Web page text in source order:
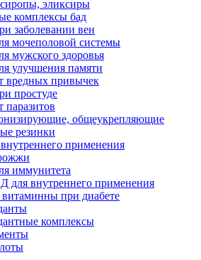
эликсиры
комплексы бад
заболевании вен
мочеполовой системы
мужского здоровья
улучшения памяти
вредных привычек
простуде
паразитов
общеукрепляющие
резинки
применения
иммунитета
для внутреннего применения
при диабете
комплексы